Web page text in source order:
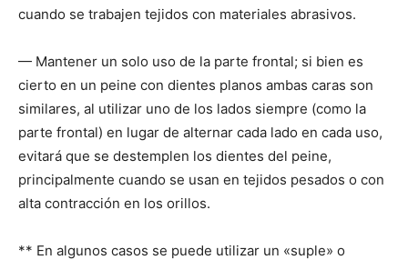
cuando se trabajen tejidos con materiales abrasivos.
— Mantener un solo uso de la parte frontal; si bien es
cierto en un peine con dientes planos ambas caras son
similares, al utilizar uno de los lados siempre (como la
parte frontal) en lugar de alternar cada lado en cada uso,
evitará que se destemplen los dientes del peine,
principalmente cuando se usan en tejidos pesados o con
alta contracción en los orillos.
** En algunos casos se puede utilizar un «suple» o